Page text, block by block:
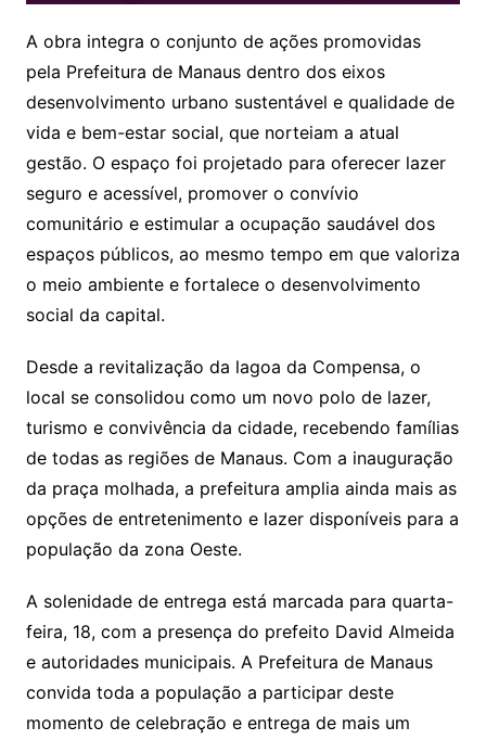
A obra integra o conjunto de ações promovidas
pela Prefeitura de Manaus dentro dos eixos
desenvolvimento urbano sustentável e qualidade de
vida e bem-estar social, que norteiam a atual
gestão. O espaço foi projetado para oferecer lazer
seguro e acessível, promover o convívio
comunitário e estimular a ocupação saudável dos
espaços públicos, ao mesmo tempo em que valoriza
o meio ambiente e fortalece o desenvolvimento
social da capital.
Desde a revitalização da lagoa da Compensa, o
local se consolidou como um novo polo de lazer,
turismo e convivência da cidade, recebendo famílias
de todas as regiões de Manaus. Com a inauguração
da praça molhada, a prefeitura amplia ainda mais as
opções de entretenimento e lazer disponíveis para a
população da zona Oeste.
A solenidade de entrega está marcada para quarta-
feira, 18, com a presença do prefeito David Almeida
e autoridades municipais. A Prefeitura de Manaus
convida toda a população a participar deste
momento de celebração e entrega de mais um